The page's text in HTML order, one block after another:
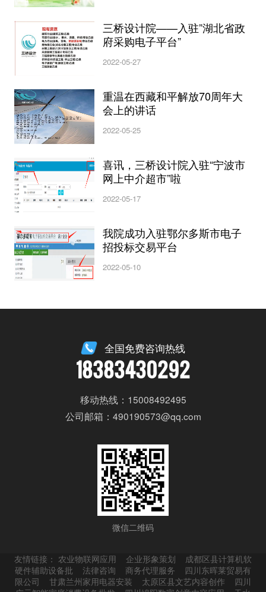
三桥设计院——入驻”湖北省政
府采购电子平台”
2022-05-27
重温在西藏和平解放70周年大
会上的讲话
2022-05-25
喜讯，三桥设计院入驻“宁波市
网上中介超市”啦
2022-05-17
我院成功入驻鄂尔多斯市电子
招投标交易平台
2022-05-10
全国免费咨询热线
18383430292
移动热线：15008492495
公司邮箱：490190573@qq.com
微信二维码
友情链接：农业物联网应用 企业形象策划
成都区县计算机软
硬件辅助设备批
法律咨询 商务代理服务
四川东晖莱贸易有
限公司
甘肃兰州家用电器安装 太原区县文艺内容创作
四川